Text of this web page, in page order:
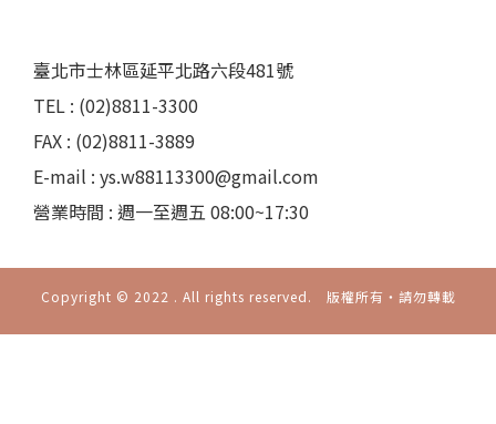
臺北市士林區延平北路六段481號
TEL : (02)8811-3300
FAX : (02)8811-3889
E-mail : ys.w88113300@gmail.com
營業時間 : 週一至週五 08:00~17:30
Copyright © 2022 . All rights reserved. 版權所有‧請勿轉載